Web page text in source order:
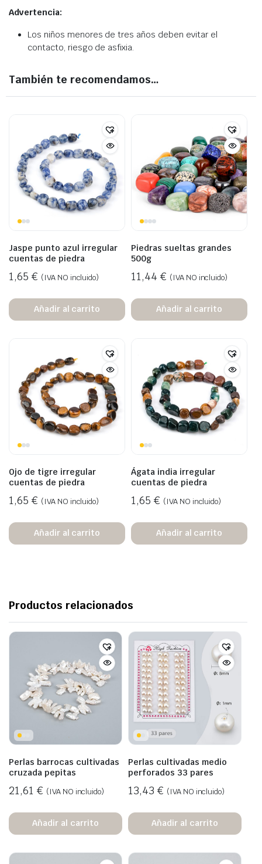
Advertencia:
Los niños menores de tres años deben evitar el
contacto, riesgo de asfixia.
También te recomendamos…
Jaspe punto azul irregular
cuentas de piedra
1,65 € (IVA NO incluido)
Añadir al carrito
Piedras sueltas grandes
500g
11,44 € (IVA NO incluido)
Añadir al carrito
Ojo de tigre irregular
cuentas de piedra
1,65 € (IVA NO incluido)
Añadir al carrito
Ágata india irregular
cuentas de piedra
1,65 € (IVA NO incluido)
Añadir al carrito
Productos relacionados
Perlas barrocas cultivadas
cruzada pepitas
21,61 € (IVA NO incluido)
Añadir al carrito
Perlas cultivadas medio
perforados 33 pares
13,43 € (IVA NO incluido)
Añadir al carrito